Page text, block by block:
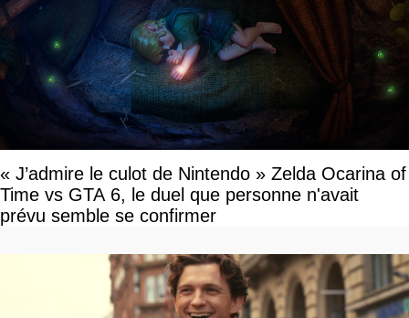
« J’admire le culot de Nintendo » Zelda Ocarina of
Time vs GTA 6, le duel que personne n'avait
prévu semble se confirmer